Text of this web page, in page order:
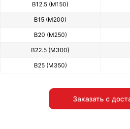
В12.5 (М150)
В15 (М200)
В20 (М250)
В22.5 (М300)
В25 (М350)
Заказать с